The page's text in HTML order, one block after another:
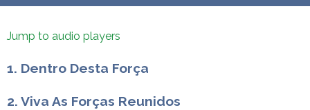
Jump to audio players
1. Dentro Desta Força
2. Viva As Forças Reunidos